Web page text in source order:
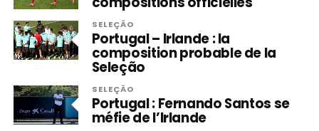
SELEÇÃO
Portugal – Irlande : la
composition probable de la
Seleção
SELEÇÃO
Portugal : Fernando Santos se
méfie de l’Irlande